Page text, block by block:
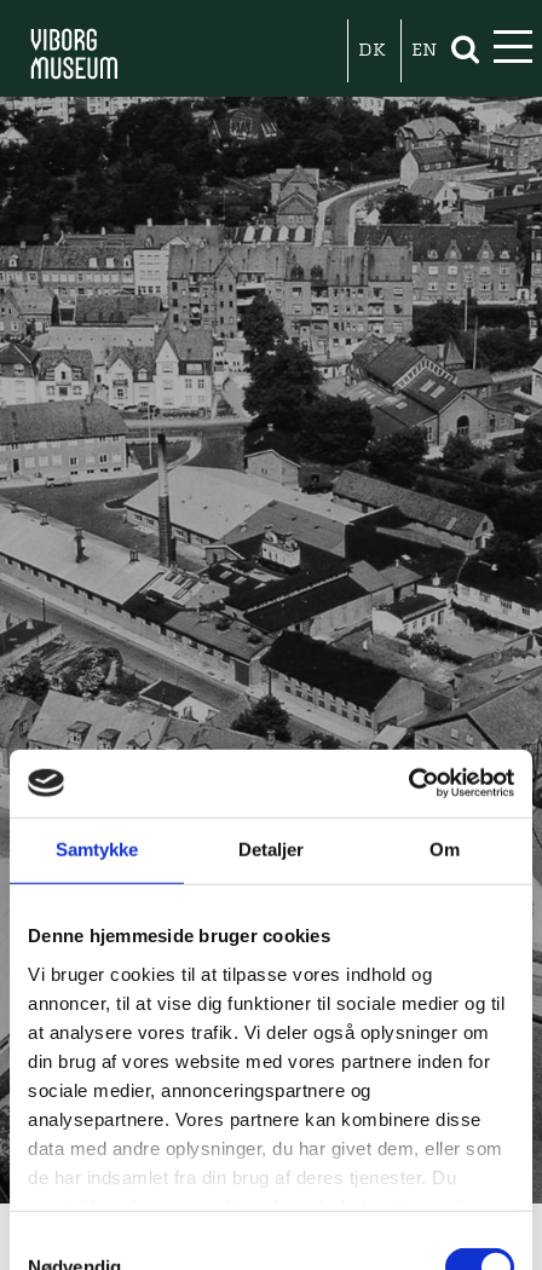
Samtykke Detaljer Om
Denne hjemmeside bruger cookies
Vi bruger cookies til at tilpasse vores indhold og
annoncer, til at vise dig funktioner til sociale medier og til
at analysere vores trafik. Vi deler også oplysninger om
din brug af vores website med vores partnere inden for
sociale medier, annonceringspartnere og
analysepartnere. Vores partnere kan kombinere disse
data med andre oplysninger, du har givet dem, eller som
de har indsamlet fra din brug af deres tjenester. Du
DK EN